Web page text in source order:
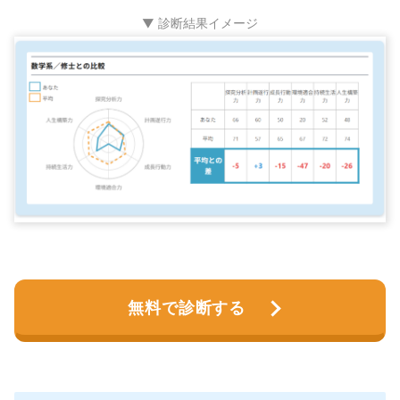
▼ 診断結果イメージ
無料で診断する